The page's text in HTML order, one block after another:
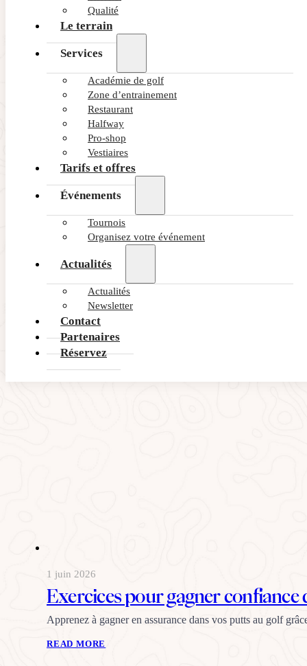
Qualité
Le terrain
Services
Académie de golf
Zone d’entrainement
Restaurant
Halfway
Pro-shop
Vestiaires
Tarifs et offres
Événements
Tournois
Organisez votre événement
Actualités
Actualités
Newsletter
Contact
Partenaires
Réservez
4 juin 2026
Comment le vent de côté affecte
Découvrez comment le vent de côté conditionne votre jeu
READ MORE
1 juin 2026
Exercices pour gagner confiance
Apprenez à gagner en assurance dans vos putts au golf
READ MORE